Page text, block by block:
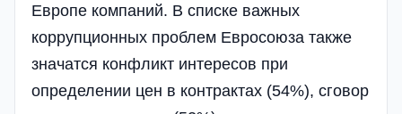
Европе компаний. В списке важных
коррупционных проблем Евросоюза также
значатся конфликт интересов при
определении цен в контрактах (54%), сговор